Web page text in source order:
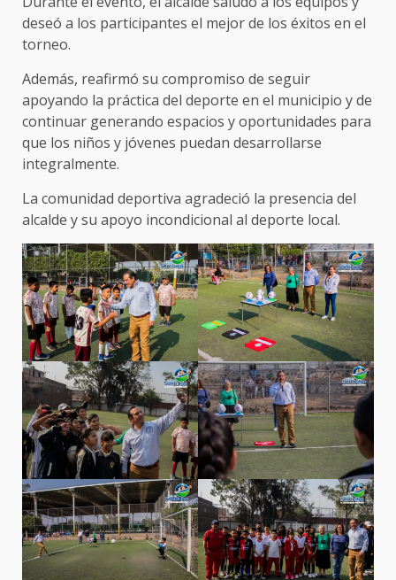
deseó a los participantes el mejor de los éxitos en el
torneo.
Además, reafirmó su compromiso de seguir
apoyando la práctica del deporte en el municipio y de
continuar generando espacios y oportunidades para
que los niños y jóvenes puedan desarrollarse
integralmente.
La comunidad deportiva agradeció la presencia del
alcalde y su apoyo incondicional al deporte local.